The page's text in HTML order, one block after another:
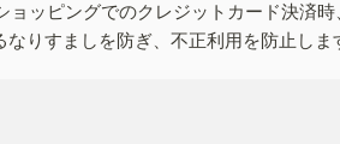
ョッピングでのクレジットカード決済
りすましを防ぎ、不正利用を防止しま